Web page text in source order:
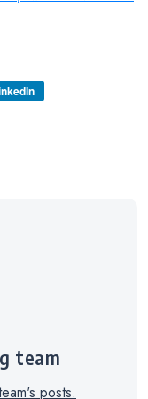
team
posts.